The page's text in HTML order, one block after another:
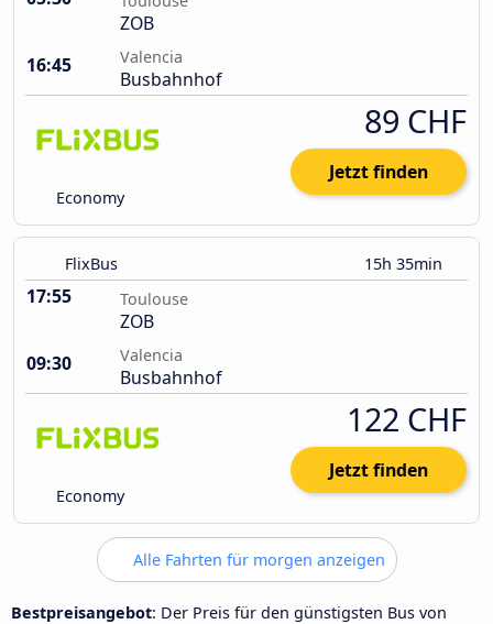
ZOB
16:45
Valencia
Busbahnhof
Economy
89 CHF
Jetzt finden
FlixBus 15h 35min
17:55 Toulouse
ZOB
09:30
Valencia
Busbahnhof
Economy
122 CHF
Jetzt finden
Alle Fahrten für morgen anzeigen
Bestpreisangebot: Der Preis für den günstigsten Bus von